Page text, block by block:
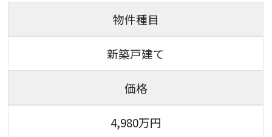
物件種目
新築戸建て
価格
4,980万円